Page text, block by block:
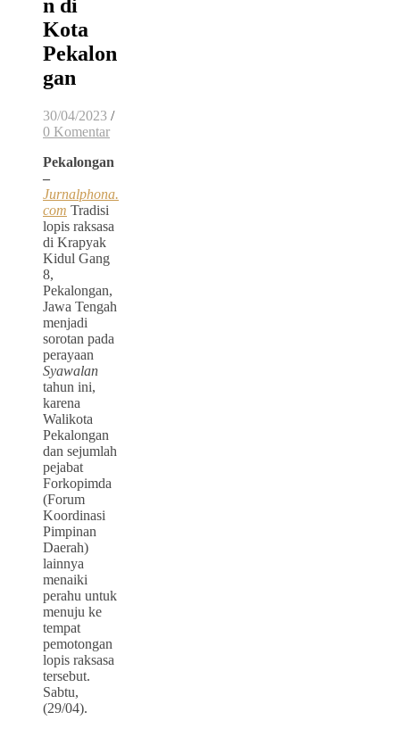
n di
Kota
Pekalon
gan
30/04/2023 /
0 Komentar
Pekalongan
–
Jurnalphona.
com Tradisi
lopis raksasa
di Krapyak
Kidul Gang
8,
Pekalongan,
Jawa Tengah
menjadi
sorotan pada
perayaan
Syawalan
tahun ini,
karena
Walikota
Pekalongan
dan sejumlah
pejabat
Forkopimda
(Forum
Koordinasi
Pimpinan
Daerah)
lainnya
menaiki
perahu untuk
menuju ke
tempat
pemotongan
lopis raksasa
tersebut.
Sabtu,
(29/04).